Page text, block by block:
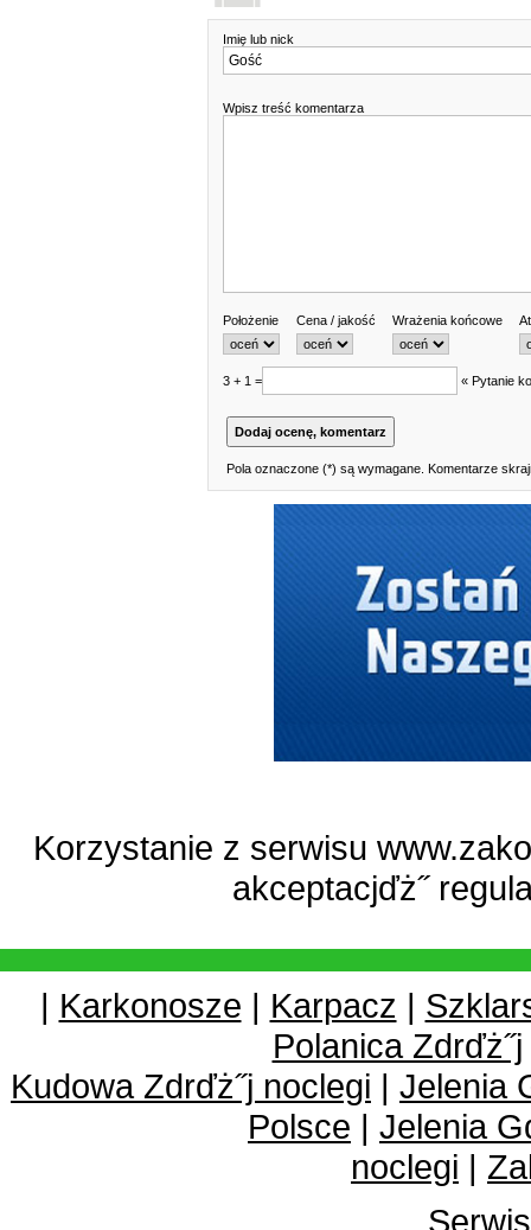
Imię lub nick
Wpisz treść komentarza
Położenie Cena / jakość Wrażenia końcowe
3 + 1 = « Pytanie
Pola oznaczone (*) są wymagane. Komentarze
Korzystanie z serwisu
akceptacjďż˝
| Karkonosze | Karpacz |
Polanica Zdrďż˝j
Kudowa Zdrďż˝j noclegi | Jelenia
Polsce | Jelenia
noclegi |